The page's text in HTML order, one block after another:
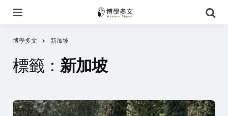
尋
博學多文 新加坡
標籤： 新加坡